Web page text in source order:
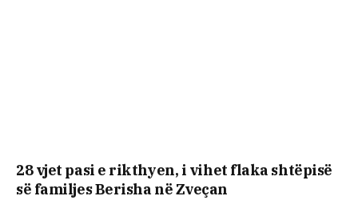
28 vjet pasi e rikthyen, i vihet flaka shtëpisë
së familjes Berisha në Zveçan